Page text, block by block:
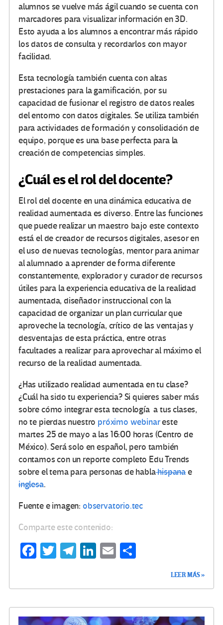
alumnos se vuelve más ágil cuando se cuenta con
marcadores para visualizar información en 3D.
Esto ayuda a los alumnos a encontrar más rápido
los datos de consulta y recordarlos con mayor
facilidad.
Esta tecnología también cuenta con altas
prestaciones para la gamificación, por su
capacidad de fusionar el registro de datos reales
del entorno con datos digitales. Se utiliza también
para actividades de formación y consolidación de
equipo, porque es una base perfecta para la
creación de competencias simples.
¿Cuál es el rol del docente?
El rol del docente en una dinámica educativa de
realidad aumentada es diverso. Entre las funciones
que puede realizar un maestro bajo este contexto
está el de creador de recursos digitales, asesor en
el uso de nuevas tecnologías, mentor para animar
al alumnado a aprender de forma diferente
constantemente, explorador y curador de recursos
útiles para la experiencia educativa de la realidad
aumentada, diseñador instruccional con la
capacidad de organizar un plan curricular que
aproveche la tecnología, crítico de las ventajas y
desventajas de esta práctica, entre otras
facultades a realizar para aprovechar al máximo el
recurso de la realidad aumentada.
¿Has utilizado realidad aumentada en tu clase?
¿Cuál ha sido tu experiencia? Si quieres saber más
sobre cómo integrar esta tecnología a tus clases,
no te pierdas nuestro próximo webinareste
martes 25 de mayo a las 16:00 horas (Centro de
México). Será solo en español, pero también
contamos con un reporte completo Edu Trends
sobre el tema para personas de hablahispanae
inglesa.
Fuente e imagen: observatorio.tec
Comparte este contenido:
Fa
o
T
Te
m
Li
n
E
ar
LEER MÁS »